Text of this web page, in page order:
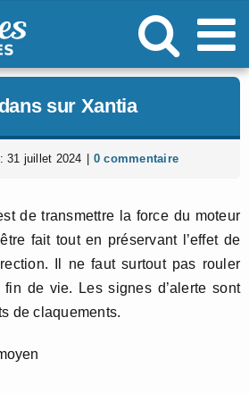
sur Xantia
31 juillet 2024 0 commentaire
de transmettre la force du moteur
fait tout en préservant l’effet de
Il ne faut surtout pas rouler
de vie. Les signes d’alerte sont
de claquements.